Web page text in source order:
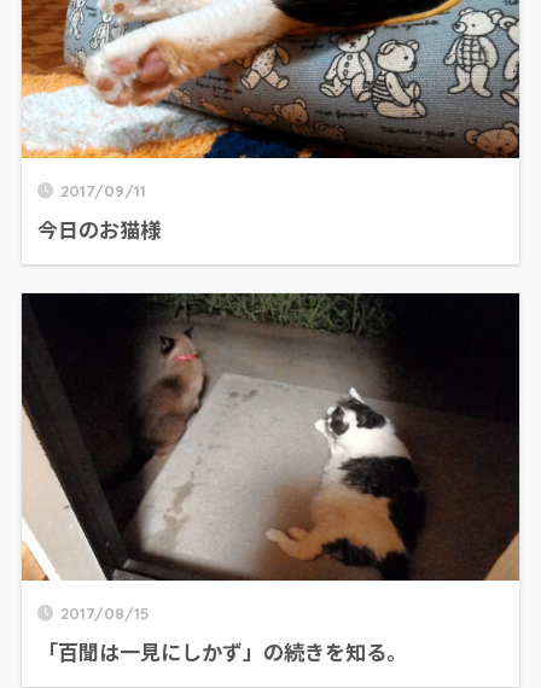
2017/09/11
今日のお猫様
2017/08/15
「百聞は一見にしかず」の続きを知る。